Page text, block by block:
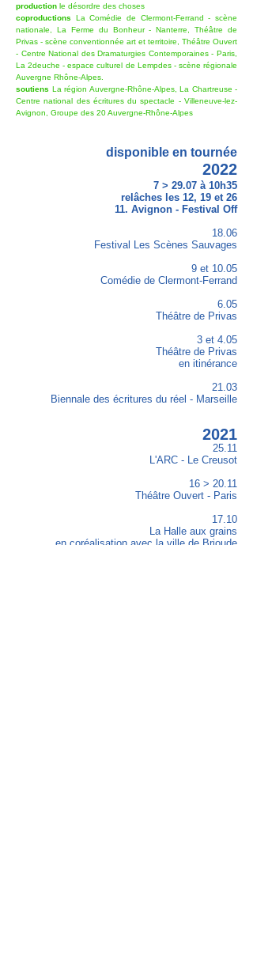
production le désordre des choses
coproductions La Comédie de Clermont-Ferrand - scène
nationale, La Ferme du Bonheur - Nanterre, Théâtre de
Privas - scène conventionnée art et territoire, Théâtre Ouvert
- Centre National des Dramaturgies Contemporaines - Paris,
La 2deuche - espace culturel de Lempdes - scène régionale
Auvergne Rhône-Alpes.
soutiens La région Auvergne-Rhône-Alpes, La Chartreuse -
Centre national des écritures du spectacle - Villeneuve-lez-
Avignon, Groupe des 20 Auvergne-Rhône-Alpes
disponible en tournée
2022
7 > 29.07 à 10h35
relâches les 12, 19 et 26
11. Avignon - Festival Off
18.06
Festival Les Scènes Sauvages
9 et 10.05
Comédie de Clermont-Ferrand
6.05
Théâtre de Privas
3 et 4.05
Théâtre de Privas
en itinérance
21.03
Biennale des écritures du réel - Marseille
2021
25.11
L'ARC - Le Creusot
16 > 20.11
Théâtre Ouvert - Paris
17.10
La Halle aux grains
en coréalisation avec la ville de Brioude